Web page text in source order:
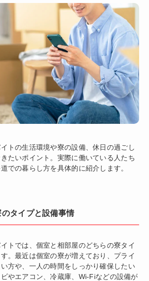
トの生活環境や寮の設備、休日の過ごし
たいポイント。実際に働いている人たち
での暮らし方を具体的に紹介します。
タイプと設備事情
トでは、個室と相部屋のどちらの寮タイ
。最近は個室の寮が増えており、プライ
方や、一人の時間をしっかり確保したい
やエアコン、冷蔵庫、Wi-Fiなどの設備が